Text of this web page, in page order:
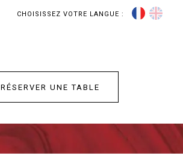
CHOISISSEZ VOTRE LANGUE :
RÉSERVER UNE TABLE